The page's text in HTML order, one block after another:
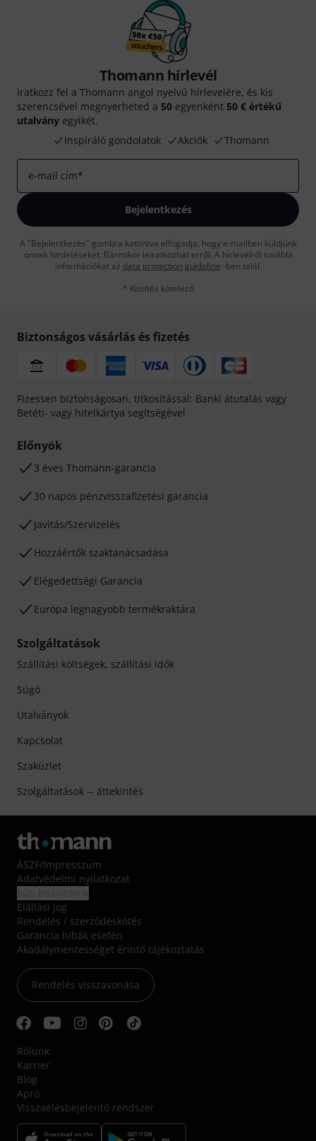
Thomann hírlevél
Iratkozz fel a Thomann angol nyelvű hírlevelére, és kis
szerencsével megnyerheted a 50 egyenként 50 € értékű
utalvány egyikét.
Inspiráló gondolatok
Akciók Thomann
e-mail cím*
Bejelentkezés
A "Bejelentkezés" gombra kattintva elfogadja, hogy e-mailben küldjünk
önnek hirdetéseket. Bármikor leiratkozhat erről. A hírlevélről további
információkat az data protection guideline -ben talál.
* Kitöltés kötelező
Biztonságos vásárlás és fizetés
Fizessen biztonságosan, titkosítással: Banki átutalás vagy
Betéti- vagy hitelkártya segítségével
Előnyök
3 éves Thomann-garancia
30 napos pénzvisszafizetési garancia
Javítás/Szervizelés
Hozzáértők szaktanácsadása
Elégedettségi Garancia
Európa legnagyobb termékraktára
Szolgáltatások
Szállítási költségek, szállítási idők
Súgó
Utalványok
Kapcsolat
Szaküzlet
Szolgáltatások -- áttekintés
ÁSZF/Impresszum
Adatvédelmi nyilatkozat
Elállási jog
Rendelés / szerződéskötés
Garancia hibák esetén
Akadálymentességet érintő tájékoztatás
Rendelés visszavonása
Rólunk
Karrier
Blog
Apró
Visszaélésbejelentő rendszer